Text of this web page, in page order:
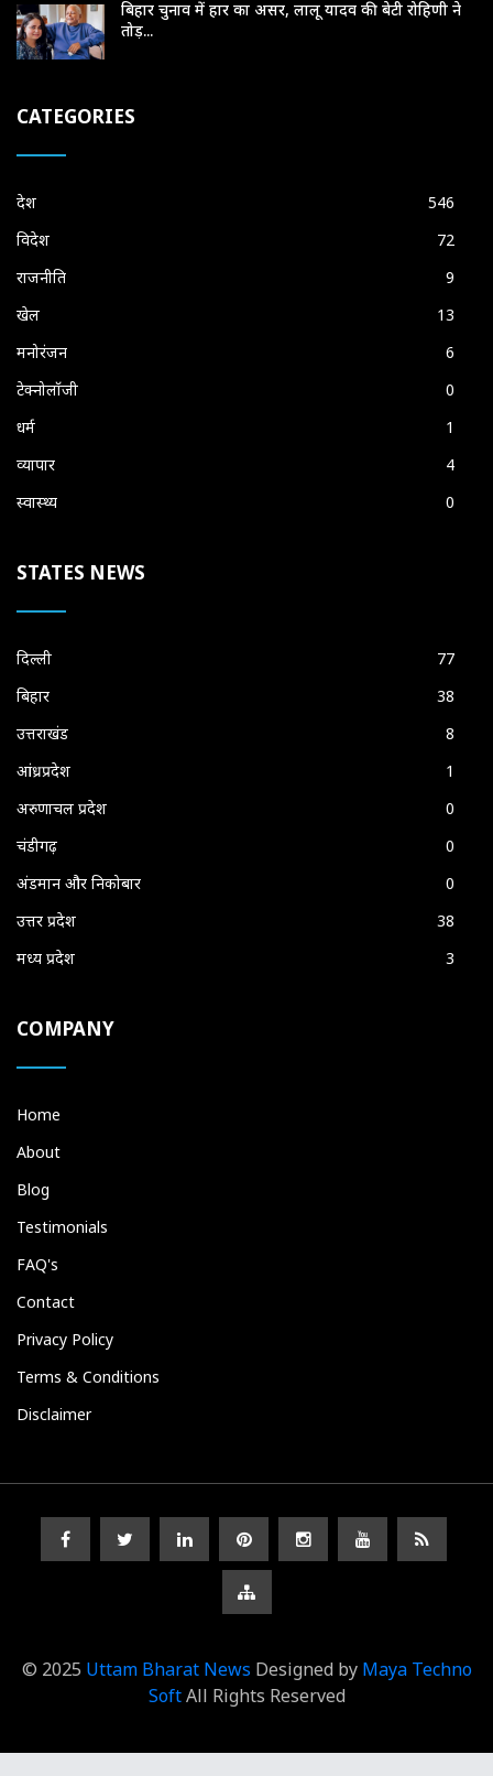
बिहार चुनाव में हार का असर, लालू यादव की बेटी रोहिणी ने
तोड़...
CATEGORIES
देश
546
विदेश
72
राजनीति
9
खेल
13
मनोरंजन
6
टेक्नोलॉजी
0
धर्म
1
व्यापार
4
स्वास्थ्य
0
STATES NEWS
दिल्ली
77
बिहार
38
उत्तराखंड
8
आंध्रप्रदेश
1
अरुणाचल प्रदेश
0
चंडीगढ़
0
अंडमान और निकोबार
0
उत्तर प्रदेश
38
मध्य प्रदेश
3
COMPANY
Home
About
Blog
Testimonials
FAQ's
Contact
Privacy Policy
Terms & Conditions
Disclaimer
© 2025 Uttam Bharat News Designed by Maya Techno
SoftAll Rights Reserved